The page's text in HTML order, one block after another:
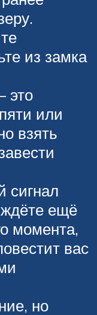
из замка
это
или
взять
сигнал
ещё
момента,
вас
но